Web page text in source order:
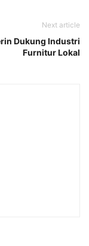
Next article
Dukung Industri
Furnitur Lokal